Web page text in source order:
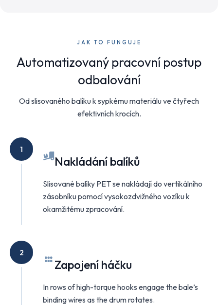
JAK TO FUNGUJE
Automatizovaný pracovní postup
odbalování
Od slisovaného balíku k sypkému materiálu ve čtyřech
efektivních krocích.
1
Nakládání balíků
Slisované balíky PET se nakládají do vertikálního
zásobníku pomocí vysokozdvižného vozíku k
okamžitému zpracování.
2
Zapojení háčku
In rows of high-torque hooks engage the bale’s
binding wires as the drum rotates.